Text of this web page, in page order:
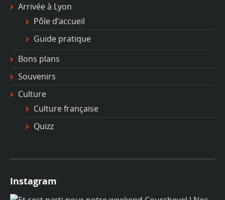
Arrivée à Lyon
Pôle d’accueil
Guide pratique
Bons plans
Souvenirs
Culture
Culture française
Quizz
Instagram